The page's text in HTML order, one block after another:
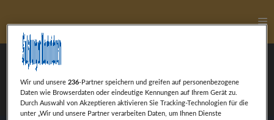
Thomas Wagner
Wir und unsere236-Partner speichern und greifen auf personenbezogene
Daten wie Browserdaten oder eindeutige Kennungen auf Ihrem Gerät zu.
Durch Auswahl von Akzeptieren aktivieren Sie Tracking-Technologien für die
unter „Wir und unsere Partner verarbeiten Daten, um Ihnen Dienste